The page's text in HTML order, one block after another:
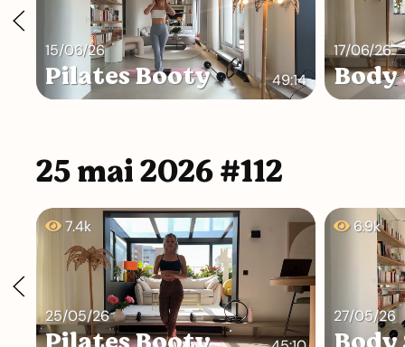
15/06/26
Pilates Booty 49:14
17/06/26
25 mai 2026 #112
25/05/26
7.4k
27/05/26
6.9k